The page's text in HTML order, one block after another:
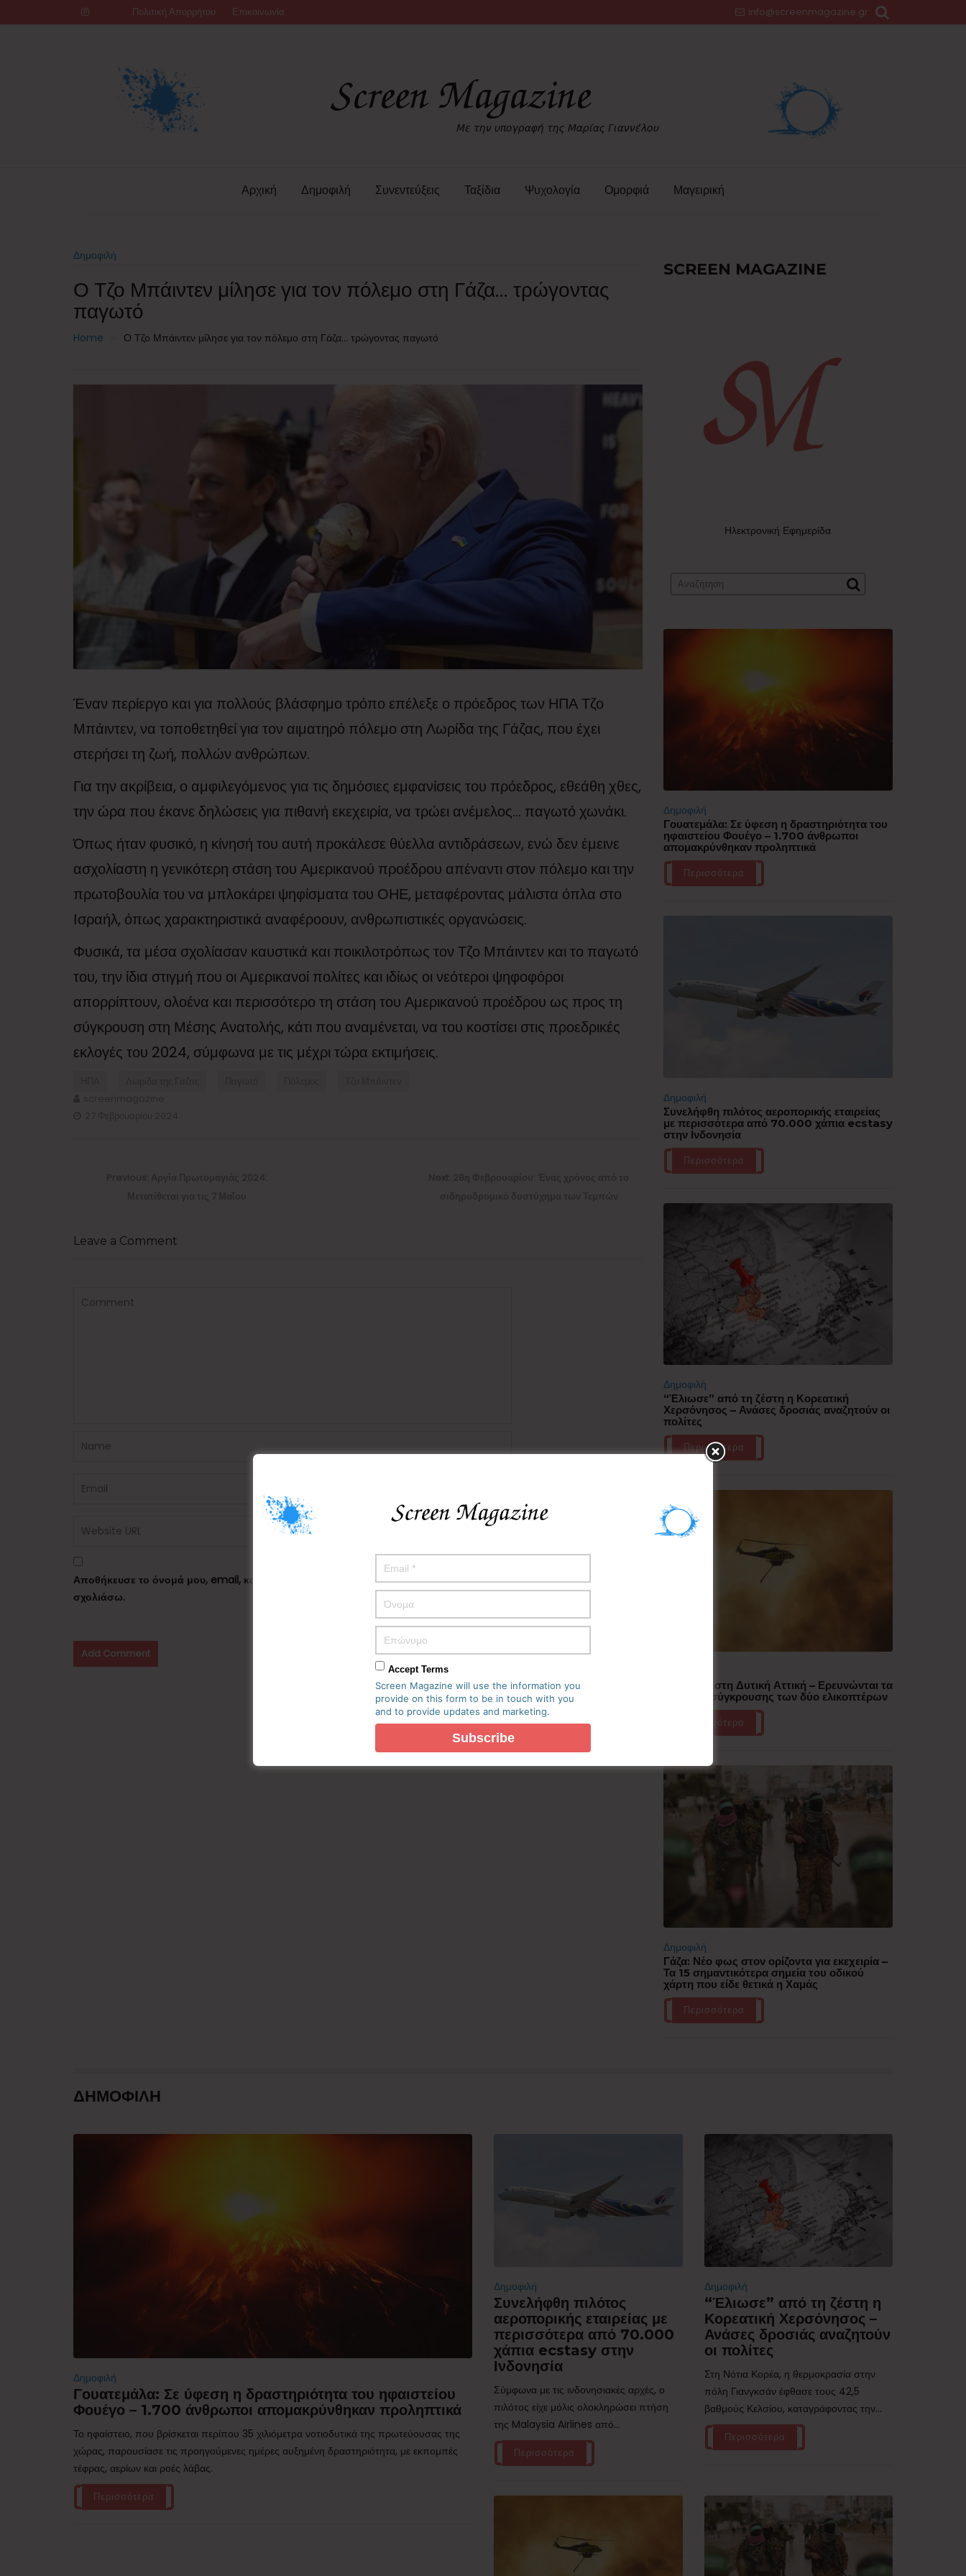
to
Πολιτική Απορρήτου Επικοινωνία info@screenmagazine.gr
Αρχική Δημοφιλή Συνεντεύξεις Ταξίδια Ψυχολογία Ομορφιά Μαγειρική
Δημοφιλή
Ο Τζο Μπάιντεν μίλησε για τον πόλεμο στη Γάζα… τρώγοντας
παγωτό
Home Ο Τζο Μπάιντεν μίλησε για τον πόλεμο στη Γάζα… τρώγοντας παγωτό
Έναν περίεργο και για πολλούς βλάσφημο τρόπο επέλεξε ο πρόεδρος των ΗΠΑ Τζο
Μπάιντεν, να τοποθετηθεί για τον αιματηρό πόλεμο στη Λωρίδα της Γάζας, που έχει
στερήσει τη ζωή, πολλών ανθρώπων.
Για την ακρίβεια, ο αμφιλεγόμενος για τις δημόσιες εμφανίσεις του πρόεδρος, εθεάθη χθες,
την ώρα που έκανε δηλώσεις για πιθανή εκεχειρία, να τρώει ανέμελος… παγωτό χωνάκι.
Όπως ήταν φυσικό, η κίνησή του αυτή προκάλεσε θύελλα αντιδράσεων, ενώ δεν έμεινε
ασχολίαστη η γενικότερη στάση του Αμερικανού προέδρου απέναντι στον πόλεμο και την
πρωτοβουλία του να μπλοκάρει ψηφίσματα του ΟΗΕ, μεταφέροντας μάλιστα όπλα στο
Ισραήλ, όπως χαρακτηριστικά αναφέροουν, ανθρωπιστικές οργανώσεις.
Φυσικά, τα μέσα σχολίασαν καυστικά και ποικιλοτρόπως τον Τζο Μπάιντεν και το παγωτό
του, την ίδια στιγμή που οι Αμερικανοί πολίτες και ιδίως οι νεότεροι ψηφοφόροι
απορρίπτουν, ολοένα και περισσότερο τη στάση του Αμερικανού προέδρου ως προς τη
σύγκρουση στη Μέσης Ανατολής, κάτι που αναμένεται, να του κοστίσει στις προεδρικές
εκλογές του 2024, σύμφωνα με τις μέχρι τώρα εκτιμήσεις.
Leave a Comment
Αποθήκευσε το όνομά μου, email, και τον ιστότοπο μου σε αυτόν τον πλοηγό για την επόμενη φορά που θα
σχολιάσω.
SCREEN MAGAZINE
Ηλεκτρονική Εφημερίδα
Δημοφιλή
Γουατεμάλα: Σε ύφεση η δραστηριότητα του
ηφαιστείου Φουέγο – 1.700 άνθρωποι
απομακρύνθηκαν προληπτικά
Περισσότερα
Δημοφιλή
Συνελήφθη πιλότος αεροπορικής εταιρείας
με περισσότερα από 70.000 χάπια ecstasy
στην Ινδονησία
Περισσότερα
Δημοφιλή
“Έλιωσε” από τη ζέστη η Κορεατική
Χερσόνησος – Ανάσες δροσιάς αναζητούν οι
πολίτες
Περισσότερα
Πυρκαγιά στη Δυτική Αττική – Ερευνώνται τα
αίτια της σύγκρουσης των δύο ελικοπτέρων
Περισσότερα
Δημοφιλή
Γάζα: Νέο φως στον ορίζοντα για εκεχειρία –
Τα 15 σημαντικότερα σημεία του οδικού
χάρτη που είδε θετικά η Χαμάς
Περισσότερα
ΔΗΜΟΦΙΛΗ
Δημοφιλή
Γουατεμάλα: Σε ύφεση η δραστηριότητα του ηφαιστείου
Φουέγο – 1.700 άνθρωποι απομακρύνθηκαν προληπτικά
Το ηφαίστειο, που βρίσκεται περίπου 35 χιλιόμετρα νοτιοδυτικά της πρωτεύουσας της
χώρας, παρουσίασε τις προηγούμενες ημέρες αυξημένη δραστηριότητα, με εκπομπές
τέφρας, αερίων και ροές λάβας.
Περισσότερα
Δημοφιλή
Συνελήφθη πιλότος
αεροπορικής εταιρείας με
περισσότερα από 70.000
χάπια ecstasy στην
Ινδονησία
Σύμφωνα με τις ινδονησιακές αρχές, ο
πιλότος είχε μόλις ολοκληρώσει πτήση
της Malaysia Airlines από...
Περισσότερα
Δημοφιλή
“Έλιωσε” από τη ζέστη η
Κορεατική Χερσόνησος –
Ανάσες δροσιάς αναζητούν
οι πολίτες
Στη Νότια Κορέα, η θερμοκρασία στην
πόλη Γιανγκσάν έφθασε τους 42,5
βαθμούς Κελσίου, καταγράφοντας την...
Περισσότερα
Accept Terms
Screen Magazine will use the information you
provide on this form to be in touch with you
and to provide updates and marketing.